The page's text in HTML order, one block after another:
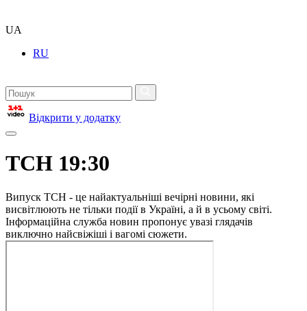
UA
RU
Відкрити у додатку
ТСН 19:30
Випуск ТСН - це найактуальніші вечірні новини, які
висвітлюють не тільки події в Україні, а й в усьому світі.
Інформаційна служба новин пропонує увазі глядачів
виключно найсвіжіші і вагомі сюжети.